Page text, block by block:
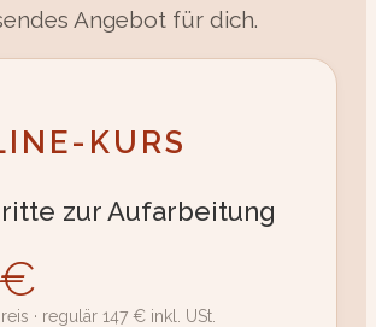
Angebot für dich.
KURS
zur Aufarbeitung
· regulär 147 € inkl. USt.